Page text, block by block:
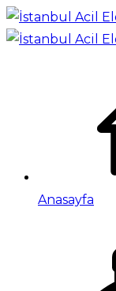
Anasayfa